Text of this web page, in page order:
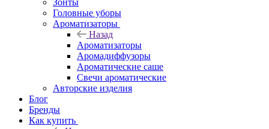
Зонты
Головные уборы
Ароматизаторы
Назад
Ароматизаторы
Аромадиффузоры
Ароматические саше
Свечи ароматические
Авторские изделия
Блог
Бренды
Как купить